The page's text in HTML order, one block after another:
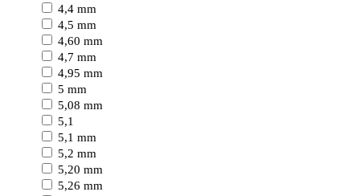
4,4 mm
4,5 mm
4,60 mm
4,7 mm
4,95 mm
5 mm
5,08 mm
5,1
5,1 mm
5,2 mm
5,20 mm
5,26 mm